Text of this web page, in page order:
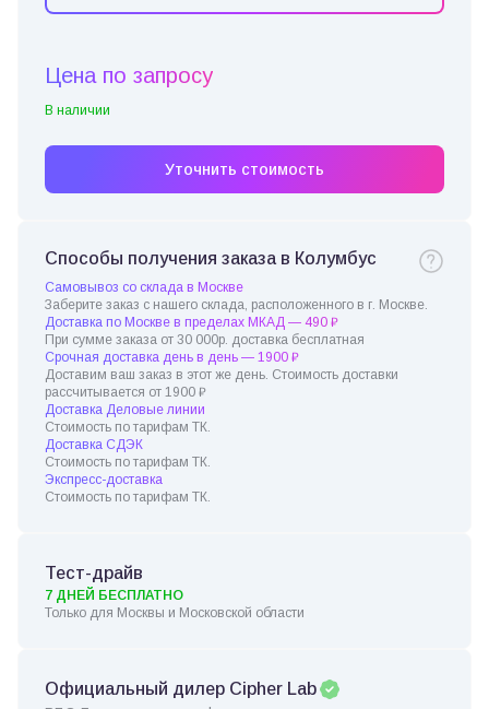
Цена по запросу
В наличии
Уточнить стоимость
Способы получения заказа в Колумбус
Самовывоз со склада в Москве
Заберите заказ с нашего склада, расположенного в г. Москве.
Доставка по Москве в пределах МКАД — 490 ₽
При сумме заказа от 30 000р. доставка бесплатная
Срочная доставка день в день — 1900 ₽
Доставим ваш заказ в этот же день. Стоимость доставки
рассчитывается от 1900 ₽
Доставка Деловые линии
Стоимость по тарифам ТК.
Доставка СДЭК
Стоимость по тарифам ТК.
Экспресс-доставка
Стоимость по тарифам ТК.
Тест-драйв
7 ДНЕЙ БЕСПЛАТНО
Только для Москвы и Московской области
Официальный дилер Cipher Lab